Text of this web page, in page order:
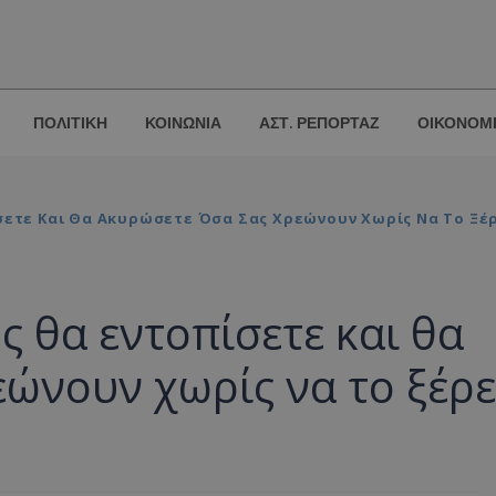
ΠΟΛΙΤΙΚΗ ΚΟΙΝΩΝΙΑ ΑΣΤ. ΡΕΠΟΡΤΑΖ
Και Θα Ακυρώσετε Όσα Σας Χρεώνουν Χωρίς Να Το
εντοπίσετε και θα
χωρίς να το